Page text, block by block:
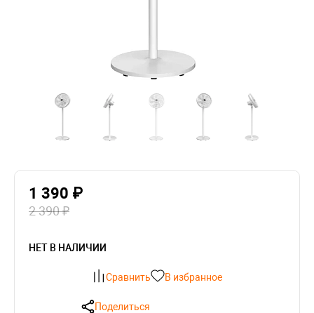
1 390 ₽
2 390 ₽
НЕТ В НАЛИЧИИ
Сравнить В избранное
Поделиться